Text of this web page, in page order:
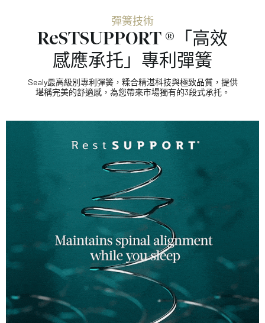
彈簧技術
ReSTSUPPORT ®「高效
感應承托」專利彈簧
Sealy最高級別專利彈簧，糅合精湛科技與極致品質，提供
堪稱完美的舒適感，為您帶來市場獨有的3段式承托。